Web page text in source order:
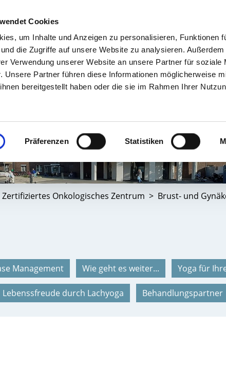
Cookies
um Inhalte und Anzeigen zu personalisieren, Funktionen
die Zugriffe auf unsere Website zu analysieren.
Verwendung unserer Website an unsere Partner für soziale
Unsere Partner führen diese Informationen möglicherweise
bereitgestellt haben oder die sie im Rahmen Ihrer
Präferenzen Statistiken
PATIENT & BESUCHER KRANKENHÄUSER & KLINIKEN
Zertifiziertes Onkologisches Zentrum
Brust- und
Management Wie geht es weiter... Yoga für
Lebenssfreude durch Lachyoga Behandlungspartner